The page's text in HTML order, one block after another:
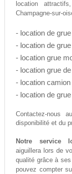
location
Champagne-sur-
- location de grue
- location de
- location grue
- location grue
- location
- location de
Contactez-nous
disponibilité et du
Notre service
aiguillera lors de
qualité grâce à
pouvez compter